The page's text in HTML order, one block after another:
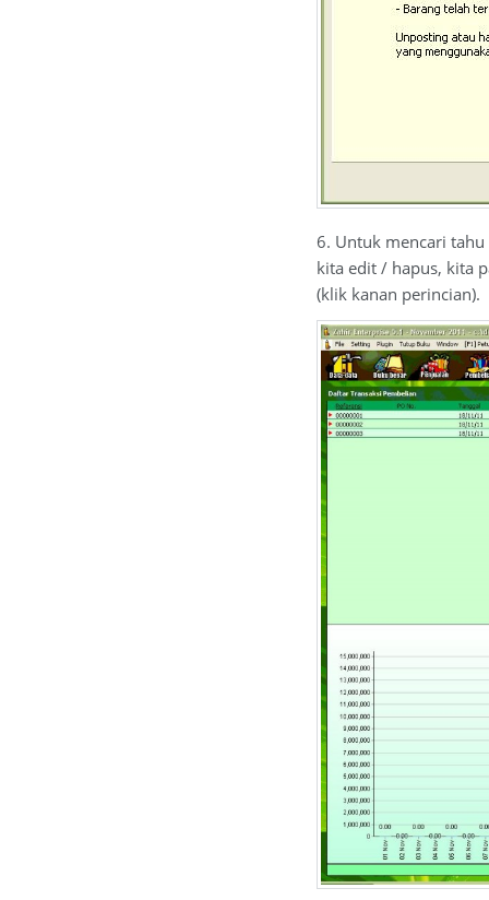
6. Untuk mencari
kita edit / hapus, kita
(klik kanan perincian).